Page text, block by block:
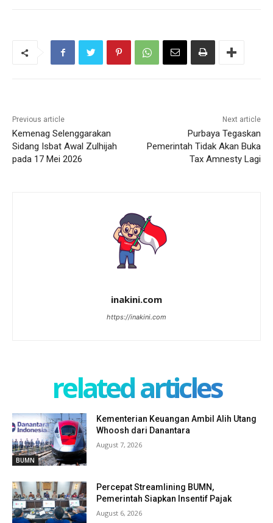
Previous article
Kemenag Selenggarakan
Sidang Isbat Awal Zulhijah
pada 17 Mei 2026
Next article
Purbaya Tegaskan
Pemerintah Tidak Akan Buka
Tax Amnesty Lagi
inakini.com
https://inakini.com
related articles
BUMN
Kementerian Keuangan Ambil Alih Utang
Whoosh dari Danantara
August 7, 2026
Percepat Streamlining BUMN,
Pemerintah Siapkan Insentif Pajak
August 6, 2026